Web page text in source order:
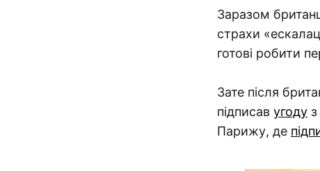
Заразом
страхи
готові робити
Зате після
підписав угоду
Парижу, де